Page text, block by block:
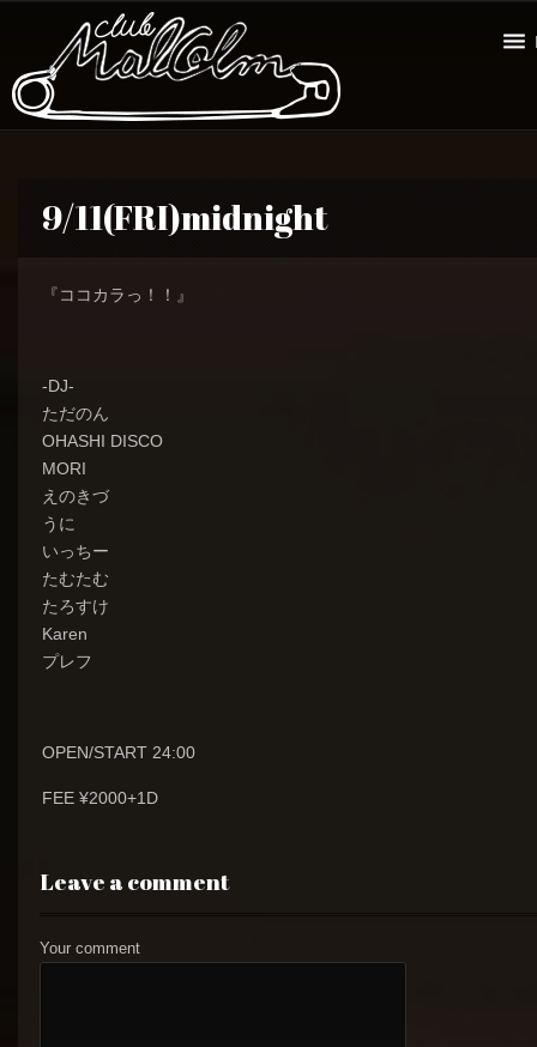
9/11(FRI)midnight
『ココカラっ！！』
-DJ-
ただのん
OHASHI DISCO
MORI
えのきづ
うに
いっちー
たむたむ
たろすけ
Karen
プレフ
OPEN/START 24:00
FEE ¥2000+1D
Leave a comment
Your comment